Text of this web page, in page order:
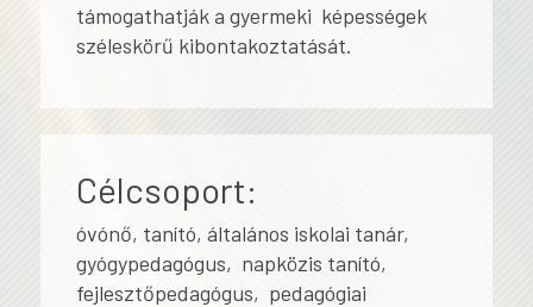
támogathatják a gyermeki képességek
széleskörű kibontakoztatását.
Célcsoport:
óvónő, tanító, általános iskolai tanár,
gyógypedagógus, napközis tanító,
fejlesztőpedagógus, pedagógiai